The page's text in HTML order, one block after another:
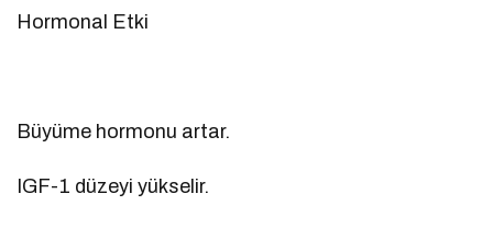
Hormonal Etki
Büyüme hormonu artar.
IGF-1 düzeyi yükselir.